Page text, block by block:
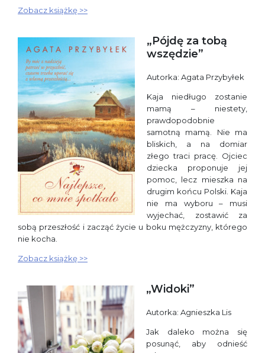
Zobacz książkę >>
„Pójdę za tobą
wszędzie”
Autorka: Agata Przybyłek
Kaja niedługo zostanie
mamą – niestety,
prawdopodobnie
samotną mamą. Nie ma
bliskich, a na domiar
złego traci pracę. Ojciec
dziecka proponuje jej
pomoc, lecz mieszka na
drugim końcu Polski. Kaja
nie ma wyboru – musi
wyjechać, zostawić za
sobą przeszłość i zacząć życie u boku mężczyzny, którego
nie kocha.
Zobacz książkę >>
„Widoki”
Autorka: Agnieszka Lis
Jak daleko można się
posunąć, aby odnieść